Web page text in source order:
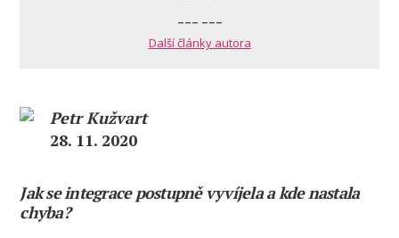
--- ---
Další články autora
Petr Kužvart
28. 11. 2020
Jak se integrace postupně vyvíjela a kde nastala
chyba?